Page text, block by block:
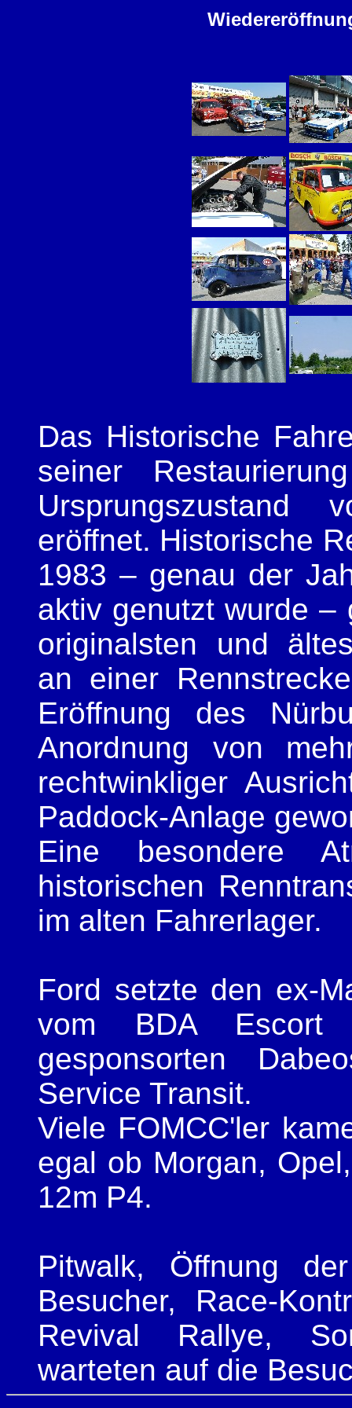
Das Historische
seiner
eröffnet. Historische
1983 – genau der
aktiv genutzt wurde –
originalsten und
an einer
Eröffnung des
Anordnung von
rechtwinkliger
Paddock-Anlage
Eine besondere
historischen
im alten Fahrerlager.
Ford setzte den ex-
vom BDA
gesponsorten
Service Transit.
Viele FOMCC'ler
egal ob Morgan,
12m P4.
Pitwalk, Öffnung
Besucher, Race-
Revival Rallye,
warteten auf die